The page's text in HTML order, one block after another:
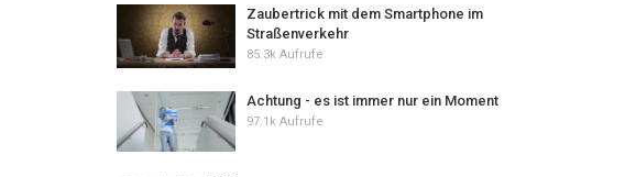
Zaubertrick mit dem Smartphone im
Straßenverkehr
85.3k Aufrufe
Achtung - es ist immer nur ein Moment
97.1k Aufrufe